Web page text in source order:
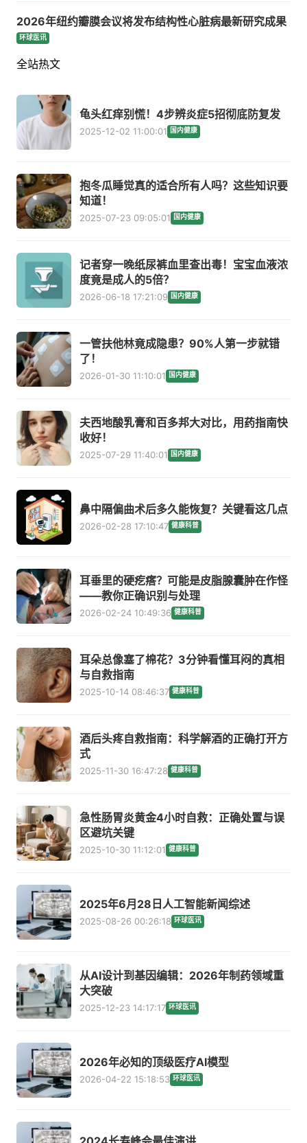
2026年纽约瓣膜会议将发布结构性心脏病最新研究成果
环球医讯
全站热文
龟头红痒别慌！4步辨炎症5招彻底防复发
2025-12-02 11:00:01 国内健康
抱冬瓜睡觉真的适合所有人吗？这些知识要
知道！
2025-07-23 09:05:01 国内健康
记者穿一晚纸尿裤血里查出毒！宝宝血液浓
度竟是成人的5倍？
2026-06-18 17:21:09 国内健康
一管扶他林竟成隐患？90%人第一步就错
了！
2026-01-30 11:10:01 国内健康
夫西地酸乳膏和百多邦大对比，用药指南快
收好！
2025-07-29 11:40:01 国内健康
鼻中隔偏曲术后多久能恢复？关键看这几点
2026-02-28 17:10:47 健康科普
耳垂里的硬疙瘩？可能是皮脂腺囊肿在作怪
——教你正确识别与处理
2026-02-24 10:49:36 健康科普
耳朵总像塞了棉花？3分钟看懂耳闷的真相
与自救指南
2025-10-14 08:46:37 健康科普
酒后头疼自救指南：科学解酒的正确打开方
式
2025-11-30 16:47:28 健康科普
急性肠胃炎黄金4小时自救：正确处置与误
区避坑关键
2025-10-30 11:12:01 健康科普
2025年6月28日人工智能新闻综述
2025-08-26 00:26:18 环球医讯
从AI设计到基因编辑：2026年制药领域重
大突破
2025-12-23 14:17:17 环球医讯
2026年必知的顶级医疗AI模型
2026-04-22 15:18:53 环球医讯